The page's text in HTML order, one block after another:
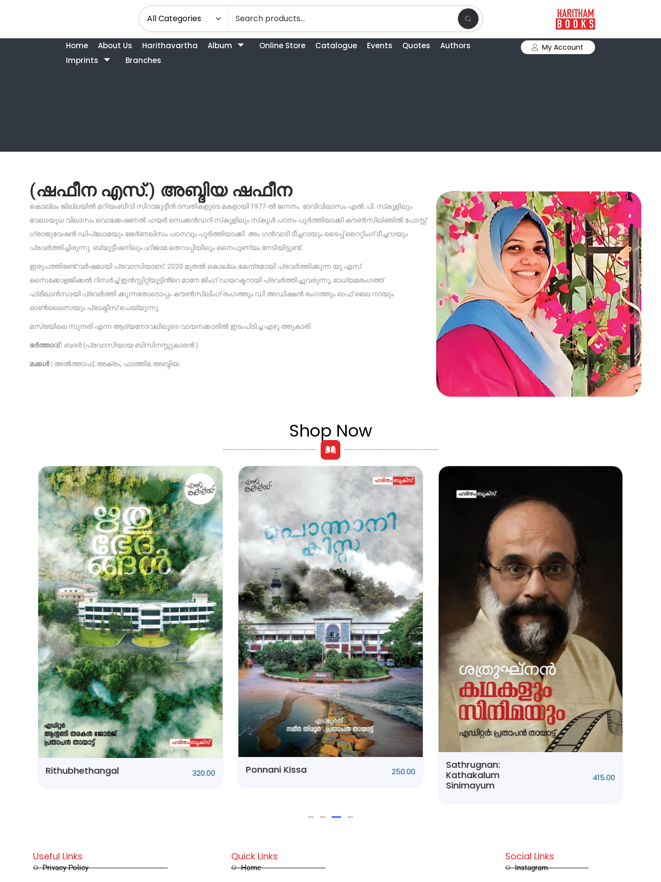
Home About Us Harithavartha Album Online Store Catalogue Events Quotes
Authors
Imprints
Branches
My Account
(ഷഫീന എസ്.) അബ്ദിയ ഷഫീന
കൊല്ലം ജില്ലയിൽ മറിയംബീവി സിറാജുദ്ദീൻ ദമ്പതികളുടെ മകളായി 1977-ൽ ജനനം. ദേവിവിലാസം എൽ.പി. സ്‌കൂളിലും
വേലായുധ വിലാസം വൊക്കേഷണൽ ഹയർ സെക്കൻഡറി സ്‌കൂളിലും സ്‌കൂൾ പഠനം പൂർത്തിയാക്കി കൗൺസിലിങ്ങിൽ പോസ്റ്റ്
ഗ്രാജുവേഷൻ ഡിപ്ലോമയും ജേർണലിസം പഠനവും പൂർത്തിയാക്കി. അം ഗൻവാടി ടീച്ചറായും ടൈപ്പ് റൈറ്റിംഗ് ടീച്ചറായും
പ്രവർത്തിച്ചിരുന്നു. ബ്യൂട്ടീഷനിലും ഹിജാമ തെറാപ്പിയിലും നൈപുണ്യം നേടിയിട്ടുണ്ട്.
ഇരുപത്തിരണ്ട് വർഷമായി പ്രവാസിയാണ്. 2020 മുതൽ കൊല്ലം കേന്ദ്രമായി പ്രവർത്തിക്കുന്ന യു.എസ്.
സൈക്കോളജിക്കൽ റിസർച്ച് ഇൻസ്റ്റിറ്റ്യൂട്ടിൻ്റെ മാനേ ജിംഗ് ഡയറക്ടറായി പ്രവർത്തിച്ചുവരുന്നു, മാധ്യമരംഗത്ത്
ഫ്രീലാൻസായി പ്രവർത്തി ക്കുന്നതോടൊപ്പം കൗൺസിലിംഗ് രംഗത്തും ഡി അഡിക്ഷൻ രംഗത്തും ഓഫ് ലൈ നായും
ഓൺലൈനായും പ്രാക്ടീസ് ചെയ്യുന്നു.
മസ്രയിലെ സുന്ദരി എന്ന ആദ്യനോവലിലൂടെ വായനക്കാരിൽ ഇടംപിടിച്ച എഴു ത്തുകാരി.
ഭർത്താവ് : ബദർ (പ്രവാസിയായ ബിസിനസ്സുകാരൻ )
മക്കൾ : അൽത്താഫ്, അക്രം, ഫാത്തിമ അബ്ദിയ.
Shop Now
Rithubhethangal 320.00 Ponnani Kissa 250.00
Sathrugnan:
Kathakalum
Sinimayum
415.00
Quick Links
Home
Useful Links
Privacy Policy
Social Links
Instagram